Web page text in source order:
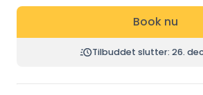
Book nu
Tilbuddet slutter: 26.